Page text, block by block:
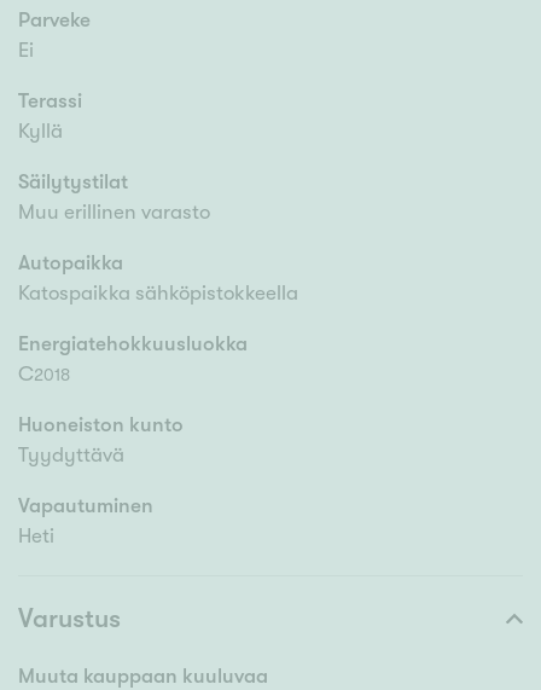
Parveke
Ei
Terassi
Kyllä
Säilytystilat
Muu erillinen varasto
Autopaikka
Katospaikka sähköpistokkeella
Energiatehokkuusluokka
C2018
Huoneiston kunto
Tyydyttävä
Vapautuminen
Heti
Varustus
Muuta kauppaan kuuluvaa